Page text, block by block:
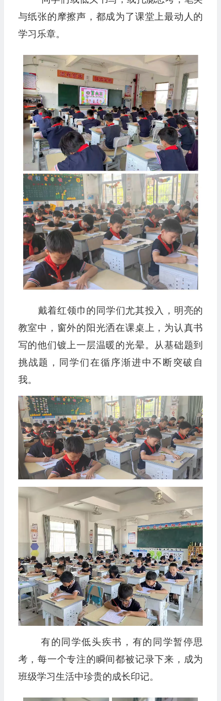
与纸张的摩擦声，都成为了课堂上最动人的
学习乐章。
戴着红领巾的同学们尤其投入，明亮的
教室中，窗外的阳光洒在课桌上，为认真书
写的他们镀上一层温暖的光晕。从基础题到
挑战题，同学们在循序渐进中不断突破自
我。
有的同学低头疾书，有的同学暂停思
考，每一个专注的瞬间都被记录下来，成为
班级学习生活中珍贵的成长印记。